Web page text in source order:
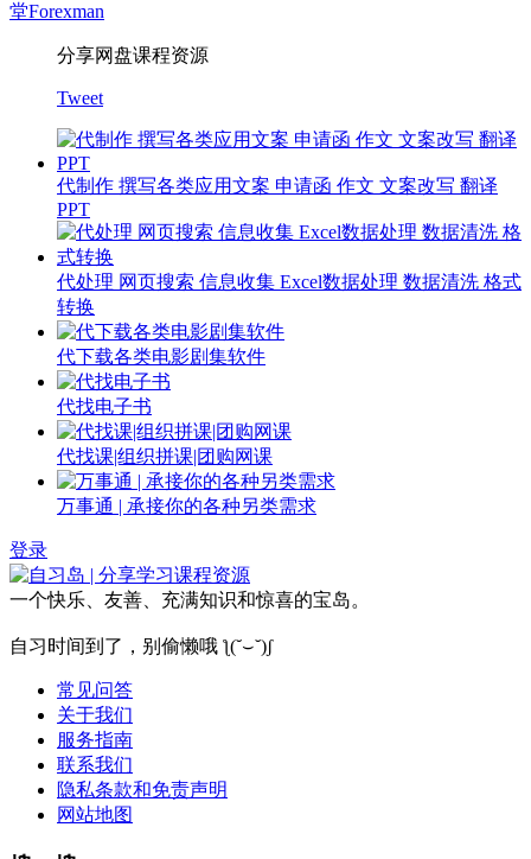
堂Forexman
分享网盘课程资源
Tweet
代制作 撰写各类应用文案 申请函 作文 文案改写 翻译
PPT
代处理 网页搜索 信息收集 Excel数据处理 数据清洗 格式
转换
代下载各类电影剧集软件
代找电子书
代找课|组织拼课|团购网课
万事通 | 承接你的各种另类需求
登录
一个快乐、友善、充满知识和惊喜的宝岛。
自习时间到了，别偷懒哦 ƪ(˘⌣˘)ʃ
常见问答
关于我们
服务指南
联系我们
隐私条款和免责声明
网站地图